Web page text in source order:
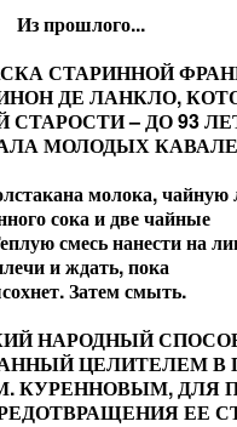
Из прошлого...
СТАРИННОЙ
ДЕ ЛАНКЛО,
СТАРОСТИ – ДО 93
МОЛОДЫХ
молока, чайную
сока и две чайные
смесь нанести на
и ждать, пока
Затем смыть.
НАРОДНЫЙ
ЦЕЛИТЕЛЕМ В
КУРЕННОВЫМ, ДЛЯ
ЕЕ